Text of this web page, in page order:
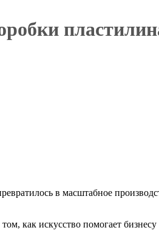
в масштабное
как искусство помогает